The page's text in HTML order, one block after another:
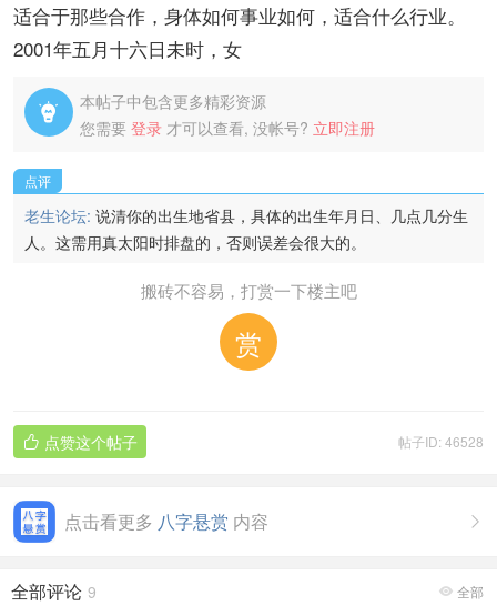
适合于那些合作，身体如何事业如何，适合什么行业。
2001年五月十六日未时，女

本帖子中包含更多精彩资源
您需要 登录 才可以查看, 没帐号? 立即注册
点评
老生论坛: 说清你的出生地省县，具体的出生年月日、几点几分生
人。这需用真太阳时排盘的，否则误差会很大的。
搬砖不容易，打赏一下楼主吧
赏
帖子ID: 46528
 点赞这个帖子

点击看更多 八字悬赏 内容
 全部
全部评论 9